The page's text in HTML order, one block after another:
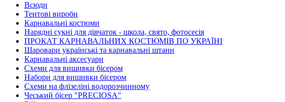
Всюди
Тентові вироби
Карнавальні костюми
Нарядні сукні для дівчаток - школа, свято, фотосесія
ПРОКАТ КАРНАВАЛЬНИХ КОСТЮМІВ ПО УКРАЇНІ
Шаровари українські та карнавальні штани
Карнавальні аксесуари
Схеми для вишивки бісером
Набори для вишивки бісером
Схеми на флізеліні водорозчинному
Чеський бісер "PRECIOSA"